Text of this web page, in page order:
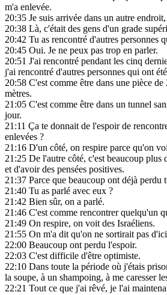
m'a enlevée.
20:35 Je suis arrivée dans un autre
20:38 Là, c'était des gens d'un grade
20:42 Tu as rencontré d'autres personnes
20:45 Oui. Je ne peux pas trop en parler.
20:51 J'ai rencontré pendant les cinq
j'ai rencontré d'autres personnes qui ont
20:58 C'est comme être dans une pièce
mètres.
21:05 C'est comme être dans un tunnel
jour.
21:11 Ça te donnait de l'espoir de
enlevées ?
21:16 D'un côté, on respire parce qu'on
21:25 De l'autre côté, c'est beaucoup plus
et d'avoir des pensées positives.
21:37 Parce que beaucoup ont déjà perdu
21:40 Tu as parlé avec eux ?
21:42 Bien sûr, on a parlé.
21:46 C'est comme rencontrer quelqu'un
21:49 On respire, on voit des Israéliens.
21:55 On m'a dit qu'on ne sortirait pas
22:00 Beaucoup ont perdu l'espoir.
22:03 C'est difficile d'être optimiste.
22:10 Dans toute la période où j'étais
la soupe, à un shampoing, à me caresser
22:21 Tout ce que j'ai rêvé, je l'ai